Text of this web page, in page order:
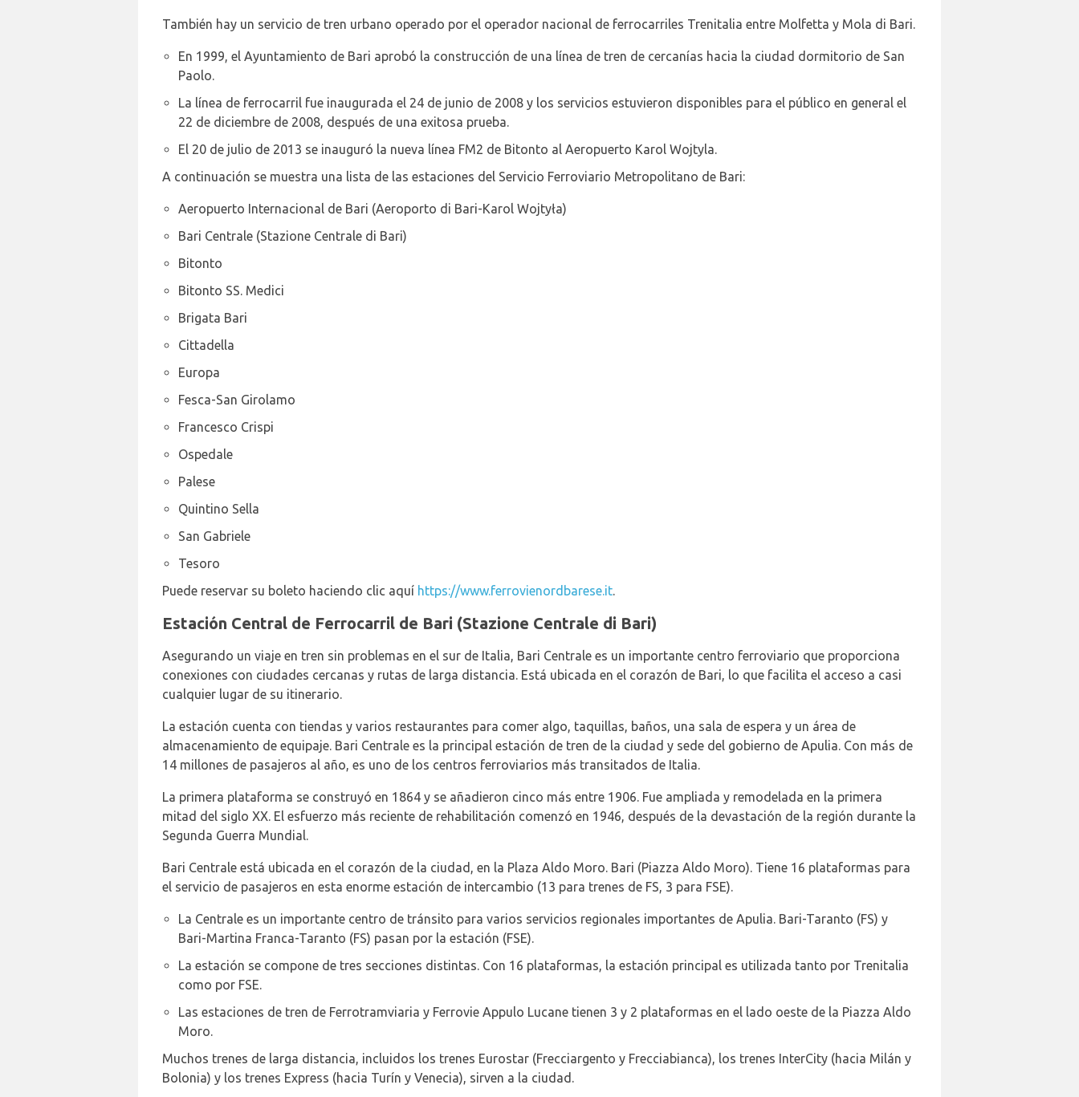
También hay un servicio de tren urbano operado por el operador nacional de ferrocarriles Trenitalia entre Molfetta y Mola di Bari.
En 1999, el Ayuntamiento de Bari aprobó la construcción de una línea de tren de cercanías hacia la ciudad dormitorio de San
Paolo.
La línea de ferrocarril fue inaugurada el 24 de junio de 2008 y los servicios estuvieron disponibles para el público en general el
22 de diciembre de 2008, después de una exitosa prueba.
El 20 de julio de 2013 se inauguró la nueva línea FM2 de Bitonto al Aeropuerto Karol Wojtyla.
A continuación se muestra una lista de las estaciones del Servicio Ferroviario Metropolitano de Bari:
Aeropuerto Internacional de Bari (Aeroporto di Bari-Karol Wojtyła)
Bari Centrale (Stazione Centrale di Bari)
Bitonto
Bitonto SS. Medici
Brigata Bari
Cittadella
Europa
Fesca-San Girolamo
Francesco Crispi
Ospedale
Palese
Quintino Sella
San Gabriele
Tesoro
Puede reservar su boleto haciendo clic aquí https://www.ferrovienordbarese.it.
Estación Central de Ferrocarril de Bari (Stazione Centrale di Bari)
Asegurando un viaje en tren sin problemas en el sur de Italia, Bari Centrale es un importante centro ferroviario que proporciona
conexiones con ciudades cercanas y rutas de larga distancia. Está ubicada en el corazón de Bari, lo que facilita el acceso a casi
cualquier lugar de su itinerario.
La estación cuenta con tiendas y varios restaurantes para comer algo, taquillas, baños, una sala de espera y un área de
almacenamiento de equipaje. Bari Centrale es la principal estación de tren de la ciudad y sede del gobierno de Apulia. Con más de
14 millones de pasajeros al año, es uno de los centros ferroviarios más transitados de Italia.
La primera plataforma se construyó en 1864 y se añadieron cinco más entre 1906. Fue ampliada y remodelada en la primera
mitad del siglo XX. El esfuerzo más reciente de rehabilitación comenzó en 1946, después de la devastación de la región durante la
Segunda Guerra Mundial.
Bari Centrale está ubicada en el corazón de la ciudad, en la Plaza Aldo Moro. Bari (Piazza Aldo Moro). Tiene 16 plataformas para
el servicio de pasajeros en esta enorme estación de intercambio (13 para trenes de FS, 3 para FSE).
La Centrale es un importante centro de tránsito para varios servicios regionales importantes de Apulia. Bari-Taranto (FS) y
Bari-Martina Franca-Taranto (FS) pasan por la estación (FSE).
La estación se compone de tres secciones distintas. Con 16 plataformas, la estación principal es utilizada tanto por Trenitalia
como por FSE.
Las estaciones de tren de Ferrotramviaria y Ferrovie Appulo Lucane tienen 3 y 2 plataformas en el lado oeste de la Piazza Aldo
Moro.
Muchos trenes de larga distancia, incluidos los trenes Eurostar (Frecciargento y Frecciabianca), los trenes InterCity (hacia Milán y
Bolonia) y los trenes Express (hacia Turín y Venecia), sirven a la ciudad.